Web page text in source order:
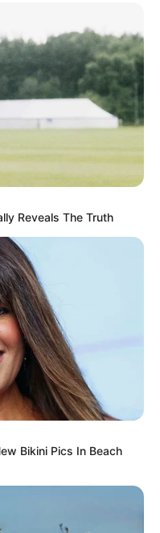
Reveals The Truth
Bikini Pics In Beach